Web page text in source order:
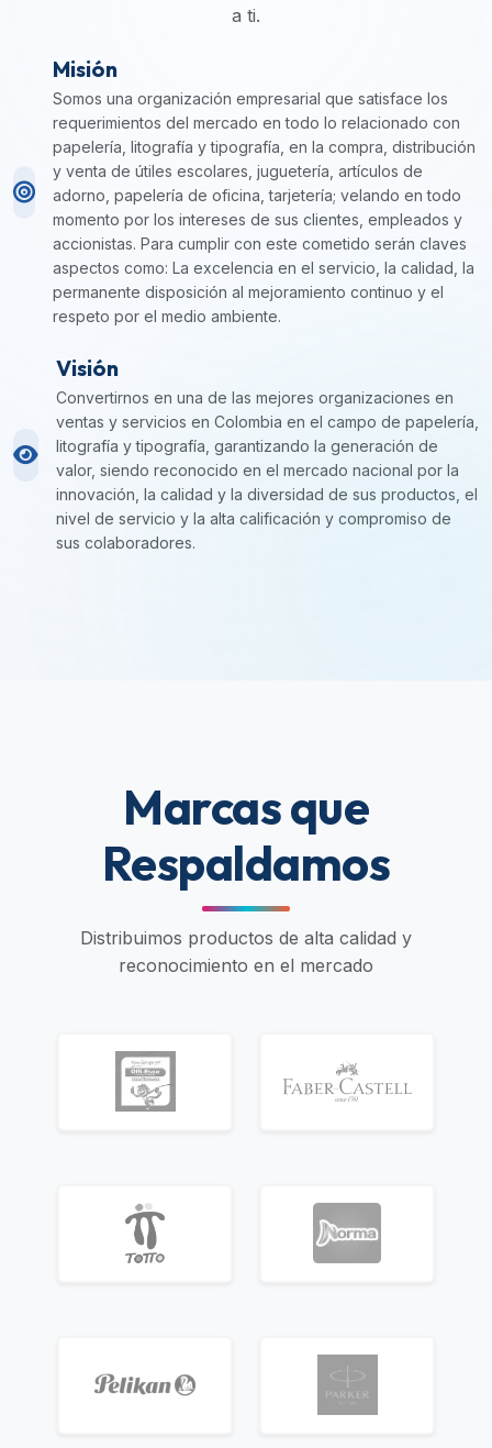
a ti.
Misión
Somos una organización empresarial que satisface los
requerimientos del mercado en todo lo relacionado con
papelería, litografía y tipografía, en la compra, distribución
y venta de útiles escolares, juguetería, artículos de
adorno, papelería de oficina, tarjetería; velando en todo
momento por los intereses de sus clientes, empleados y
accionistas. Para cumplir con este cometido serán claves
aspectos como: La excelencia en el servicio, la calidad, la
permanente disposición al mejoramiento continuo y el
respeto por el medio ambiente.
Visión
Convertirnos en una de las mejores organizaciones en
ventas y servicios en Colombia en el campo de papelería,
litografía y tipografía, garantizando la generación de
valor, siendo reconocido en el mercado nacional por la
innovación, la calidad y la diversidad de sus productos, el
nivel de servicio y la alta calificación y compromiso de
sus colaboradores.
Marcas que
Respaldamos
Distribuimos productos de alta calidad y
reconocimiento en el mercado